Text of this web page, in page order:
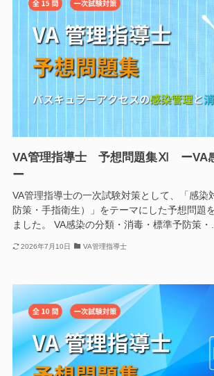
VA管理指導士 予想問題集Ⅺ ーVA
ー
VA管理指導士の一次試験対策として、「感染
防策・手指衛生）」をテーマにした予想問題
ました。 VA感染の分類・消毒・標準予防策・...
2026年7月10日 VA管理指導士